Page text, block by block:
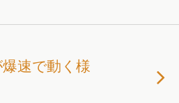
爆速で動く様